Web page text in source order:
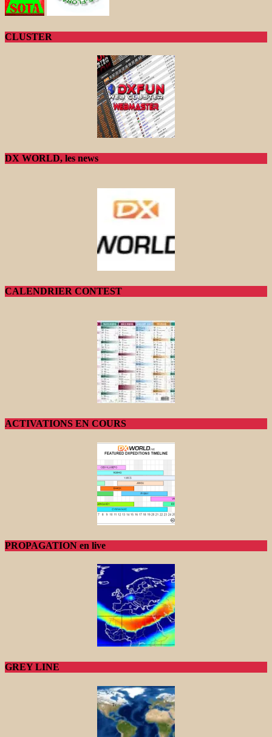
CLUSTER
DX WORLD, les news
CALENDRIER CONTEST
ACTIVATIONS EN COURS
PROPAGATION en live
GREY LINE